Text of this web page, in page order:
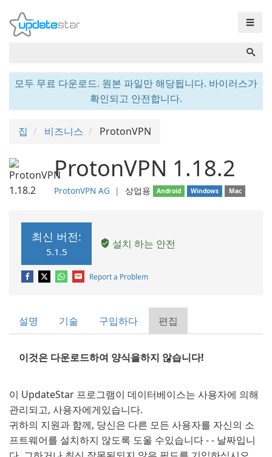
☰
모두 무료 다운로드. 원본 파일만 해당됩니다. 바이러스가
확인되고 안전합니다.
집 비즈니스 ProtonVPN
ProtonVPN 1.18.2
ProtonVPN AG ❘ 상업용 Android Windows Mac
최신 버전:
5.1.5
설치 하는 안전
Report a Problem
설명 기술 구입하다 편집
이것은 다운로드하여 양식을하지 않습니다!
이 UpdateStar 프로그램이 데이터베이스는 사용자에 의해
관리되고, 사용자에게있습니다.
귀하의 지원과 함께, 당신은 다른 모든 사용자를 자신의 소
프트웨어를 설치하지 않도록 도울 수있습니다 - - 날짜입니